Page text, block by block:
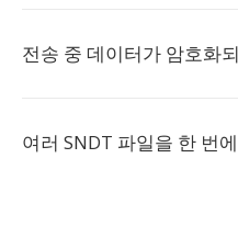
전송 중 데이터가 암호화
여러 SNDT 파일을 한 번